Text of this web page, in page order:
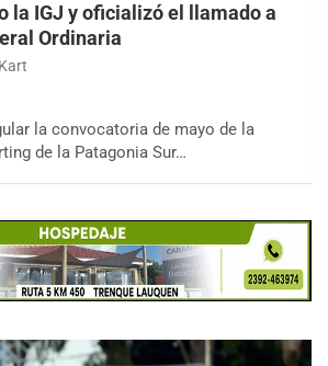
la IGJ y oficializó el llamado a
Ordinaria
la convocatoria de mayo de la
de la Patagonia Sur…